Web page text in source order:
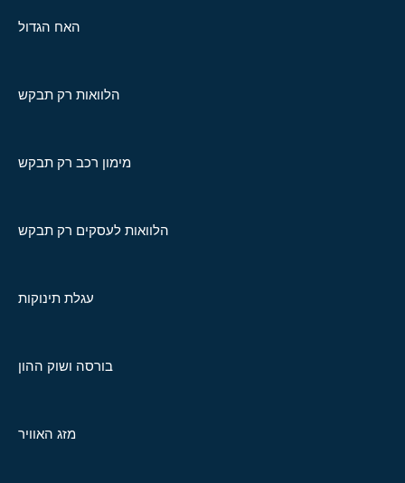
האח הגדול
הלוואות רק תבקש
מימון רכב רק תבקש
הלוואות לעסקים רק תבקש
עגלת תינוקות
בורסה ושוק ההון
מזג האוויר